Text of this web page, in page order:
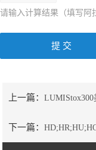
请输入计算结果（填写阿
上一篇：
下一篇：